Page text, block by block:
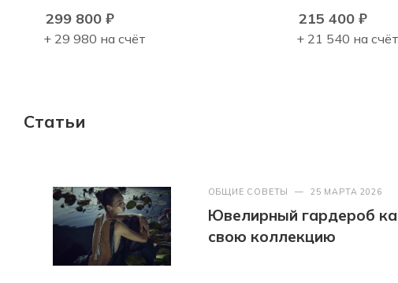
299 800 ₽
+ 29 980 на счёт
215 400₽
+ 21 540 на счёт
Статьи
ОБЩИЕ СОВЕТЫ — 25 МАРТА 2026
Ювелирный гардероб
свою коллекцию